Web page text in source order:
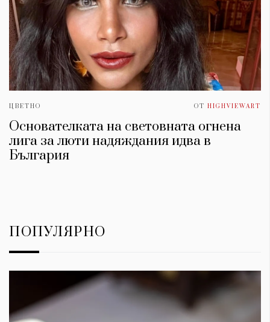
ЦВЕТНО ОТ HIGHVIEWART
Основателката на световната огнена
лига за люти надяждания идва в
България
ПОПУЛЯРНО